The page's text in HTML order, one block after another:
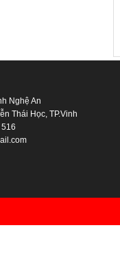
Nghệ An
Thái Học, TP.Vinh